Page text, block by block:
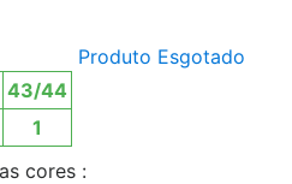
43/44
1
Produto Esgotado
cores :